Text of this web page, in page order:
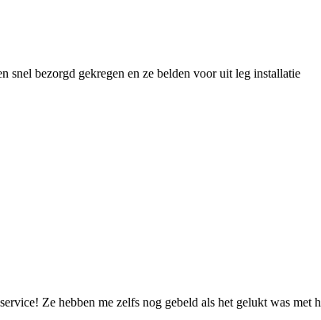
snel bezorgd gekregen en ze belden voor uit leg installatie
Ze hebben me zelfs nog gebeld als het gelukt was met